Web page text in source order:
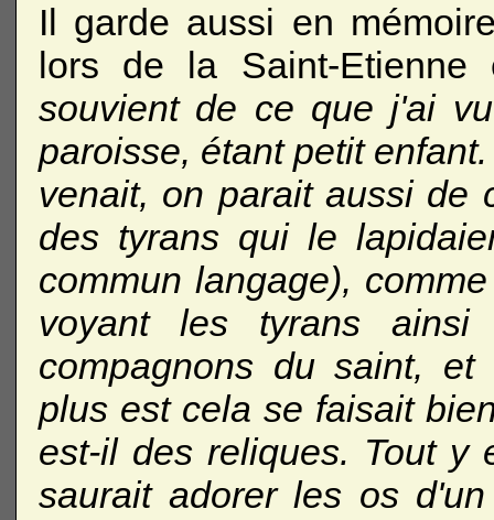
Il garde aussi en
lors de la Saint-
souvient de ce que j'ai
paroisse, étant petit
venait, on parait aussi de
des tyrans qui le
commun langage),
voyant les tyrans
compagnons du saint,
plus est cela se faisait
est-il des reliques. Tout y
saurait adorer les os